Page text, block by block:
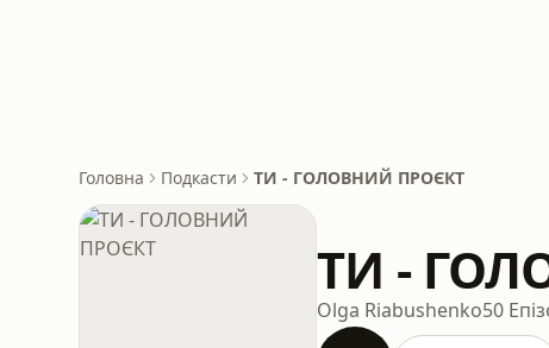
Головна Подкасти ТИ - ГОЛОВНИЙ ПРОЄКТ
ТИ -
Olga Riabushenko50